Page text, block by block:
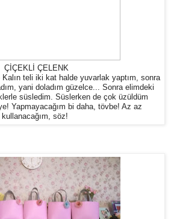
ÇİÇEKLİ ÇELENK
teli iki kat halde yuvarlak yaptım, sonra
yani doladım güzelce... Sonra elimdeki
süsledim. Süslerken de çok üzüldüm
Yapmayacağım bi daha, tövbe! Az az
kullanacağım, söz!